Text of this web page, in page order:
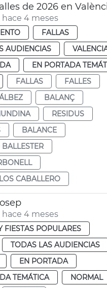
de 2026 en
4 meses
FALLAS
AUDIENCIAS
EN PORTADA
FALLAS
FALLES
BALANÇ
RESIDUS
BALANCE
CABALLERO
4 meses
FIESTAS POPULARES
TODAS LAS AUDIENCIAS
EN PORTADA
TEMÁTICA
NORMAL